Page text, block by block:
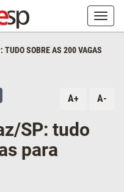
ou
TUDO SOBRE AS 200 VAGAS
A+ A-
SP: tudo
para